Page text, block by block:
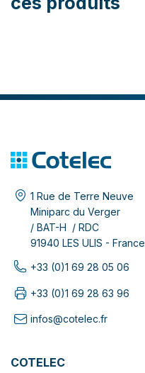
1 Rue de Terre Neuve
Miniparc du Verger
/ BAT-H / RDC
91940 LES ULIS - France
+33 (0)1 69 28 05 06
+33 (0)1 69 28 63 96
infos@cotelec.fr
COTELEC